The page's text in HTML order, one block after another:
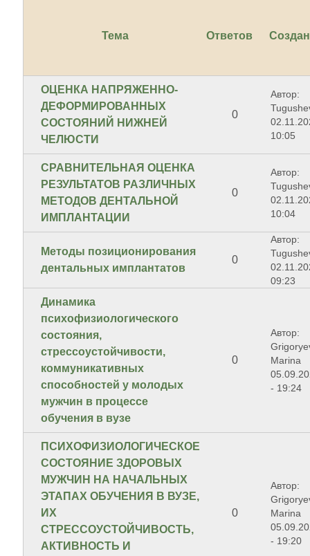
Тема Ответов
ОЦЕНКА НАПРЯЖЕННО-
ДЕФОРМИРОВАННЫХ
СОСТОЯНИЙ НИЖНЕЙ
ЧЕЛЮСТИ
0
Автор:
10:05
СРАВНИТЕЛЬНАЯ ОЦЕНКА
РЕЗУЛЬТАТОВ РАЗЛИЧНЫХ
МЕТОДОВ ДЕНТАЛЬНОЙ
ИМПЛАНТАЦИИ
0
Автор:
10:04
Методы позиционирования
дентальных имплантатов
0
Автор:
09:23
Динамика
психофизиологического
состояния,
стрессоустойчивости,
коммуникативных
способностей у молодых
мужчин в процессе
обучения в вузе
0
Автор:
Marina
- 19:24
ПСИХОФИЗИОЛОГИЧЕСКОЕ
СОСТОЯНИЕ ЗДОРОВЫХ
МУЖЧИН НА НАЧАЛЬНЫХ
ЭТАПАХ ОБУЧЕНИЯ В ВУЗЕ,
ИХ
СТРЕССОУСТОЙЧИВОСТЬ,
АКТИВНОСТЬ И
0
Автор:
Marina
- 19:20